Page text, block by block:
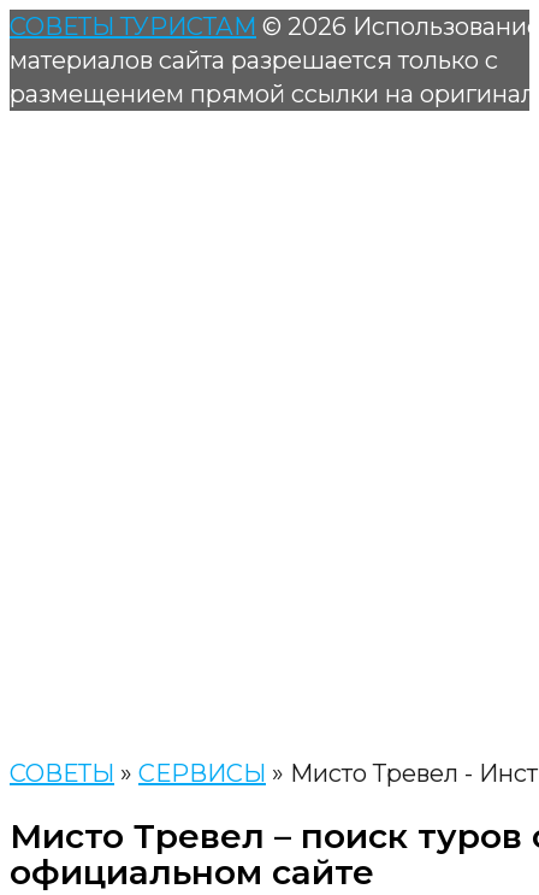
СОВЕТЫ » СЕРВИСЫ » Мисто Тревел -
Мисто Тревел – поиск туров
официальном сайте
СОВЕТЫ ТУРИСТАМ © 2026
материалов сайта разрешается только с
размещением прямой ссылки на оригинал.